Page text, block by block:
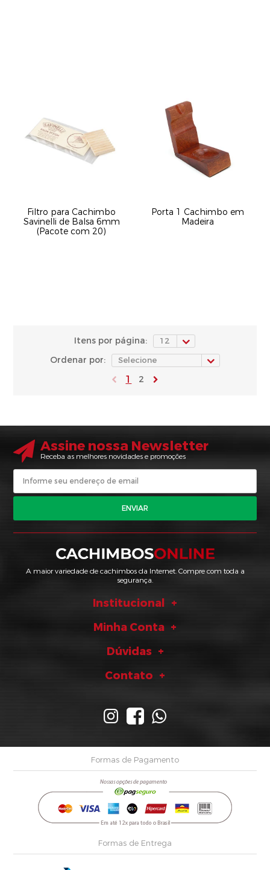
Filtro para Cachimbo
Savinelli de Balsa 6mm
(Pacote com 20)
Porta 1 Cachimbo em
Madeira
Itens por página:
Ordenar por:
1 2
Assine nossa Newsletter
Receba as melhores novidades e promoções
ENVIAR
A maior variedade de cachimbos da Internet. Compre com toda a
segurança.
Institucional
Minha Conta
Dúvidas
Contato
Formas de Pagamento
Formas de Entrega